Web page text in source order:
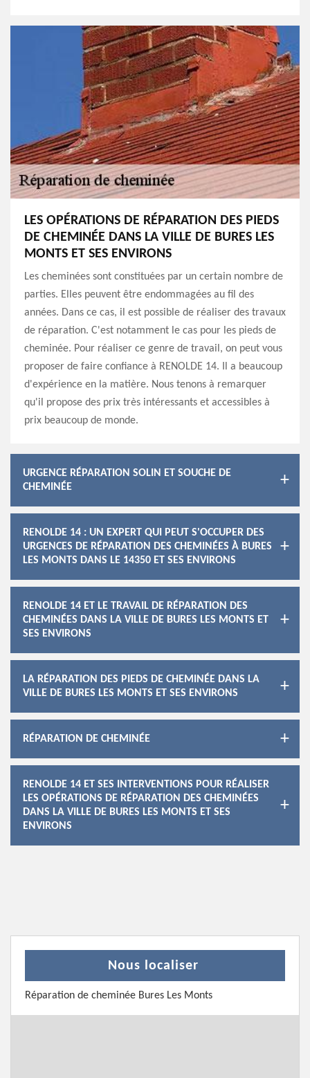
LES OPÉRATIONS DE RÉPARATION DES PIEDS
DE CHEMINÉE DANS LA VILLE DE BURES LES
MONTS ET SES ENVIRONS
Les cheminées sont constituées par un certain nombre de
parties. Elles peuvent être endommagées au fil des
années. Dans ce cas, il est possible de réaliser des travaux
de réparation. C'est notamment le cas pour les pieds de
cheminée. Pour réaliser ce genre de travail, on peut vous
proposer de faire confiance à RENOLDE 14. Il a beaucoup
d'expérience en la matière. Nous tenons à remarquer
qu'il propose des prix très intéressants et accessibles à
prix beaucoup de monde.
URGENCE RÉPARATION SOLIN ET SOUCHE DE
CHEMINÉE
RENOLDE 14 : UN EXPERT QUI PEUT S'OCCUPER DES
URGENCES DE RÉPARATION DES CHEMINÉES À BURES
LES MONTS DANS LE 14350 ET SES ENVIRONS
RENOLDE 14 ET LE TRAVAIL DE RÉPARATION DES
CHEMINÉES DANS LA VILLE DE BURES LES MONTS ET
SES ENVIRONS
LA RÉPARATION DES PIEDS DE CHEMINÉE DANS LA
VILLE DE BURES LES MONTS ET SES ENVIRONS
RÉPARATION DE CHEMINÉE
RENOLDE 14 ET SES INTERVENTIONS POUR RÉALISER
LES OPÉRATIONS DE RÉPARATION DES CHEMINÉES
DANS LA VILLE DE BURES LES MONTS ET SES
ENVIRONS
Nous localiser
Réparation de cheminée Bures Les Monts